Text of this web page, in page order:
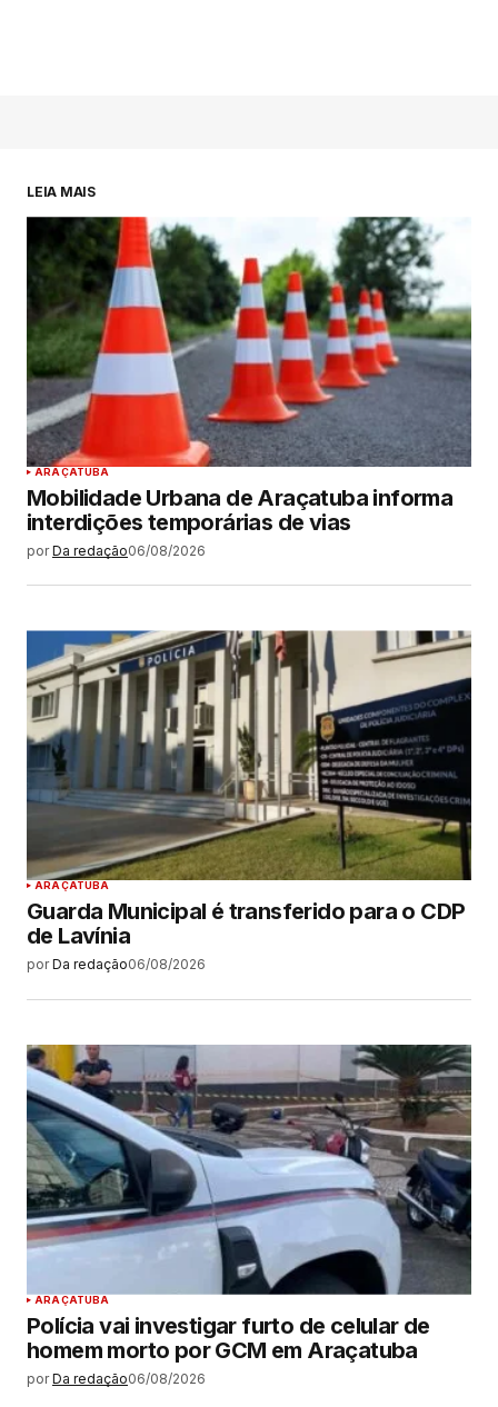
LEIA MAIS
ARAÇATUBA
Mobilidade Urbana de Araçatuba informa
interdições temporárias de vias
por Da redação06/08/2026
ARAÇATUBA
Guarda Municipal é transferido para o CDP
de Lavínia
por Da redação06/08/2026
ARAÇATUBA
Polícia vai investigar furto de celular de
homem morto por GCM em Araçatuba
por Da redação06/08/2026